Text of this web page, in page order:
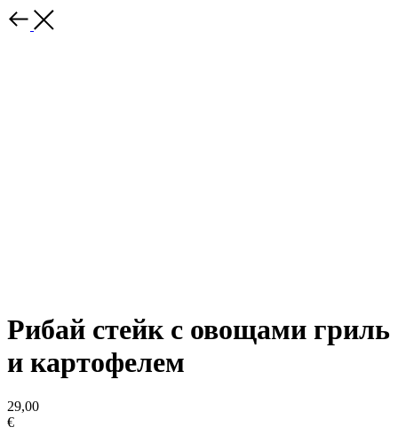
Рибай стейк с овощами гриль
и картофелем
29,00
€